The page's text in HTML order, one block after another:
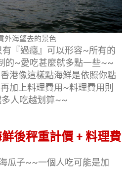
外海望去的景色
『過癮』可以形容~所有的
的~愛吃甚麼就多點一些~~
港像這樣點海鮮是依照你點
加上料理費用~料理費用則
人吃越划算~~
後秤重計價 + 料理費
瓜子~~一個人吃可能是加